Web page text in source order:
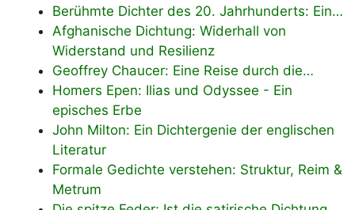
Berühmte Dichter des 20. Jahrhunderts: Ein…
Afghanische Dichtung: Widerhall von
Widerstand und Resilienz
Geoffrey Chaucer: Eine Reise durch die…
Homers Epen: Ilias und Odyssee - Ein
episches Erbe
John Milton: Ein Dichtergenie der englischen
Literatur
Formale Gedichte verstehen: Struktur, Reim &
Metrum